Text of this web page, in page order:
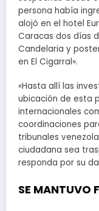
persona había
alojó en el hotel
Caracas dos días
Candelaria y
en El Cigarral».
«Hasta allí las
ubicación de esta
internacionales
coordinaciones
tribunales
ciudadana sea
responda por su
SE MANTUVO